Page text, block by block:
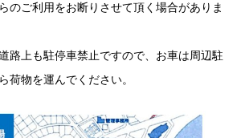
のご利用をお断りさせて頂く場合がありま
路上も駐停車禁止ですので、お車は周辺駐
荷物を運んでください。